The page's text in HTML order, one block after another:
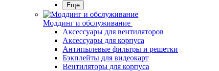
Еще
Моддинг и обслуживание
Аксессуары для вентиляторов
Аксессуары для корпуса
Антипылевые фильтры и решетки
Бэкплейты для видеокарт
Вентиляторы для корпуса